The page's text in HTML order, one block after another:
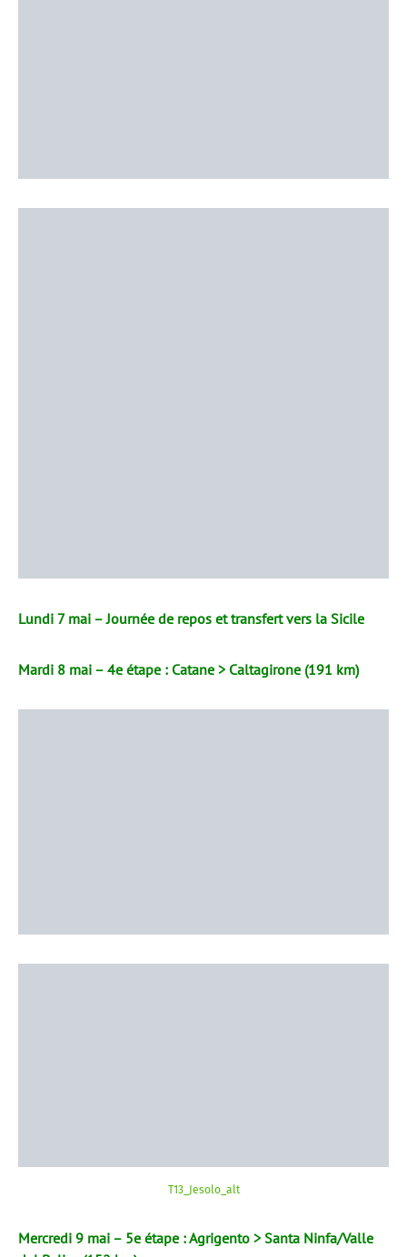
Lundi 7 mai – Journée de repos et transfert vers la Sicile
Mardi 8 mai – 4e étape : Catane > Caltagirone (191 km)
T13_Jesolo_alt
Mercredi 9 mai – 5e étape : Agrigento > Santa Ninfa/Valle